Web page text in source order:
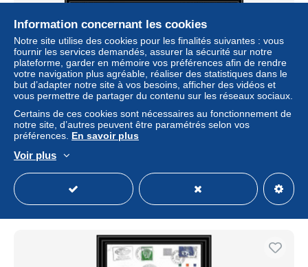
2453 ANTARCTIC Lettre cover Dufresne 2 Signé signed
lefevre espagne las palmas 13/8/2004 liberty statue
Professionnel
Information concernant les cookies
Notre site utilise des cookies pour les finalités suivantes : vous
fournir les services demandés, assurer la sécurité sur notre
plateforme, garder en mémoire vos préférences afin de rendre
votre navigation plus agréable, réaliser des statistiques dans le
but d’adapter notre site à vos besoins, afficher des vidéos et
vous permettre de partager du contenu sur les réseaux sociaux.
Certains de ces cookies sont nécessaires au fonctionnement de
notre site, d’autres peuvent être paramétrés selon vos
préférences. En savoir plus
Voir plus